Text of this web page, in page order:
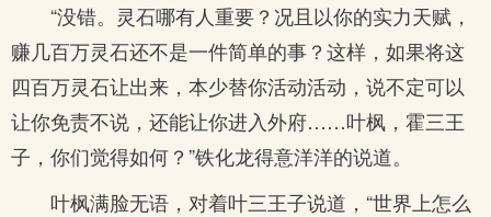
“没错。灵石哪有人重要？况且以你的实力天赋，
赚几百万灵石还不是一件简单的事？这样，如果将这
四百万灵石让出来，本少替你活动活动，说不定可以
让你免责不说，还能让你进入外府……叶枫，霍三王
子，你们觉得如何？”铁化龙得意洋洋的说道。
叶枫满脸无语，对着叶三王子说道，“世界上怎么